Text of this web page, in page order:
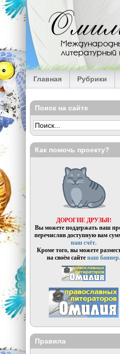
Перейти к основному содержанию
литературный
Главная Рубрики
Поиск на сайте
Как помочь проекту?
ДОРОГИЕ ДРУЗЬЯ!
Вы можете поддержать наш
перечислив доступную вам
наш счёт.
Кроме того, вы можете
на своём сайтенаш баннер.
Правила